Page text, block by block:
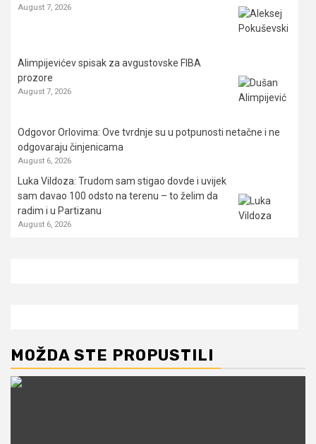
August 7, 2026
Alimpijevićev spisak za avgustovske FIBA
prozore
August 7, 2026
Odgovor Orlovima: ​Ove tvrdnje su u potpunosti netačne i ne
odgovaraju činjenicama
August 6, 2026
Luka Vildoza: Trudom sam stigao dovde i uvijek
sam davao 100 odsto na terenu – to želim da
radim i u Partizanu
August 6, 2026
MOŽDA STE PROPUSTILI